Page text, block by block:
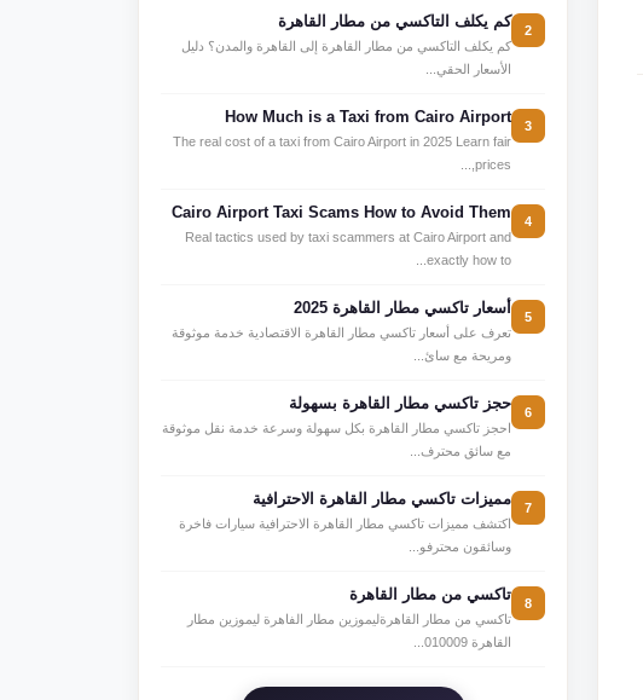
2 كم يكلف التاكسي من مطار القاهرة
كم يكلف التاكسي من مطار القاهرة إلى القاهرة والمدن؟ دليل
الأسعار الحقي...
3
How Much is a Taxi from Cairo Airport
The real cost of a taxi from Cairo Airport in 2025 Learn fair
prices,...
4
Cairo Airport Taxi Scams How to Avoid Them
Real tactics used by taxi scammers at Cairo Airport and
exactly how to...
5 أسعار تاكسي مطار القاهرة 2025
تعرف على أسعار تاكسي مطار القاهرة الاقتصادية خدمة موثوقة
ومريحة مع سائ...
6 حجز تاكسي مطار القاهرة بسهولة
احجز تاكسي مطار القاهرة بكل سهولة وسرعة خدمة نقل موثوقة
مع سائق محترف...
7 مميزات تاكسي مطار القاهرة الاحترافية
اكتشف مميزات تاكسي مطار القاهرة الاحترافية سيارات فاخرة
وسائقون محترفو...
8 تاكسي من مطار القاهرة
تاكسي من مطار القاهرةليموزين مطار الفاهرة ليموزين مطار
القاهرة 010009...